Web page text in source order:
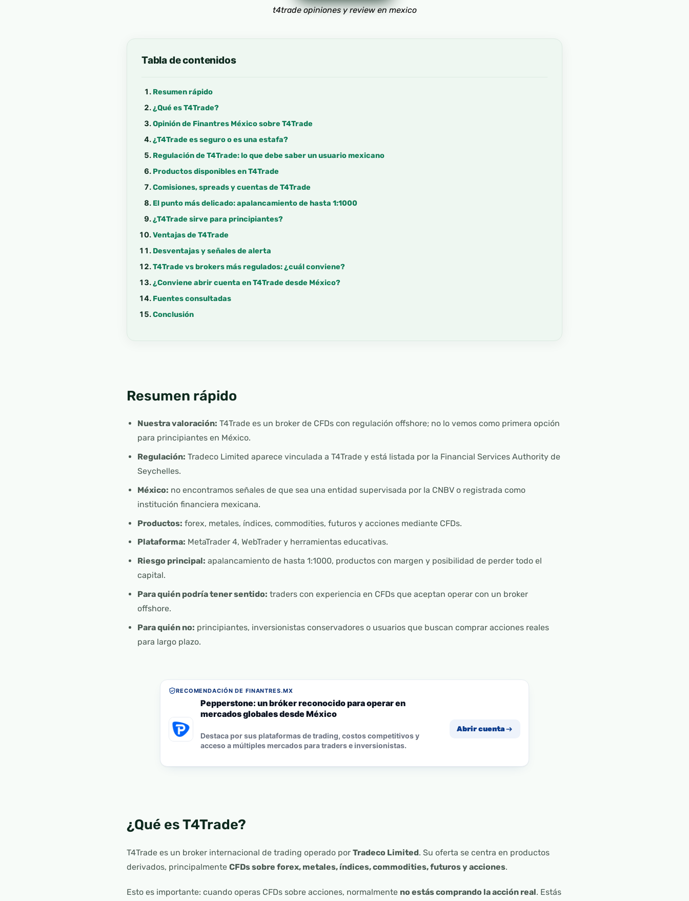
t4trade opiniones y review en mexico
Tabla de contenidos
Resumen rápido
¿Qué es T4Trade?
Opinión de Finantres México sobre T4Trade
¿T4Trade es seguro o es una estafa?
Regulación de T4Trade: lo que debe saber un usuario mexicano
Productos disponibles en T4Trade
Comisiones, spreads y cuentas de T4Trade
El punto más delicado: apalancamiento de hasta 1:1000
¿T4Trade sirve para principiantes?
Ventajas de T4Trade
Desventajas y señales de alerta
T4Trade vs brokers más regulados: ¿cuál conviene?
¿Conviene abrir cuenta en T4Trade desde México?
Fuentes consultadas
Conclusión
Resumen rápido
Nuestra valoración: T4Trade es un broker de CFDs con regulación offshore; no lo vemos como primera opción
para principiantes en México.
Regulación: Tradeco Limited aparece vinculada a T4Trade y está listada por la Financial Services Authority de
Seychelles.
México: no encontramos señales de que sea una entidad supervisada por la CNBV o registrada como
institución financiera mexicana.
Productos: forex, metales, índices, commodities, futuros y acciones mediante CFDs.
Plataforma: MetaTrader 4, WebTrader y herramientas educativas.
Riesgo principal: apalancamiento de hasta 1:1000, productos con margen y posibilidad de perder todo el
capital.
Para quién podría tener sentido: traders con experiencia en CFDs que aceptan operar con un broker
offshore.
Para quién no: principiantes, inversionistas conservadores o usuarios que buscan comprar acciones reales
para largo plazo.
RECOMENDACIÓN DE FINANTRES.MX
Pepperstone: un bróker reconocido para operar en
mercados globales desde México
Destaca por sus plataformas de trading, costos competitivos y
acceso a múltiples mercados para traders e inversionistas.
Abrir cuenta
¿Qué es T4Trade?
T4Trade es un broker internacional de trading operado por Tradeco Limited. Su oferta se centra en productos
derivados, principalmente CFDs sobre forex, metales, índices, commodities, futuros y acciones.
Esto es importante: cuando operas CFDs sobre acciones, normalmente no estás comprando la acción real. Estás